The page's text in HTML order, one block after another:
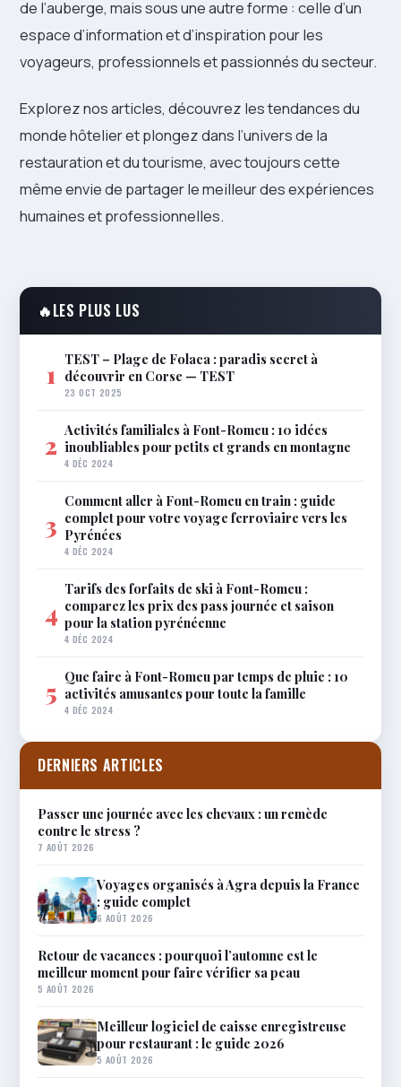
de l’auberge, mais sous une autre forme : celle d’un
espace d’information et d’inspiration pour les
voyageurs, professionnels et passionnés du secteur.
Explorez nos articles, découvrez les tendances du
monde hôtelier et plongez dans l’univers de la
restauration et du tourisme, avec toujours cette
même envie de partager le meilleur des expériences
humaines et professionnelles.
🔥LES PLUS LUS
1 TEST – Plage de Folaca : paradis secret à
découvrir en Corse — TEST
23 OCT 2025
2 Activités familiales à Font-Romeu : 10 idées
inoubliables pour petits et grands en montagne
4 DÉC 2024
3
Comment aller à Font-Romeu en train : guide
complet pour votre voyage ferroviaire vers les
Pyrénées
4 DÉC 2024
4
Tarifs des forfaits de ski à Font-Romeu :
comparez les prix des pass journée et saison
pour la station pyrénéenne
4 DÉC 2024
5 Que faire à Font-Romeu par temps de pluie : 10
activités amusantes pour toute la famille
4 DÉC 2024
DERNIERS ARTICLES
Passer une journée avec les chevaux : un remède
contre le stress ?
7 AOÛT 2026
Voyages organisés à Agra depuis la France
: guide complet
6 AOÛT 2026
Retour de vacances : pourquoi l’automne est le
meilleur moment pour faire vérifier sa peau
5 AOÛT 2026
Meilleur logiciel de caisse enregistreuse
pour restaurant : le guide 2026
5 AOÛT 2026